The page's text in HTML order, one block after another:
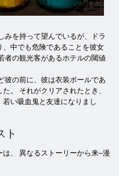
みを持って望んでいるが、ドラ
中でも危険であることを彼女
者の観光客があるホテルの閾値
彼の前に、彼は衣装ボールであ
。 それがクリアされたとき、
い吸血鬼と友達になりまし
ト
、 異なるストーリーから来–漫